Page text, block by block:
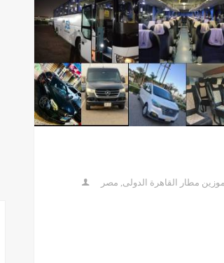
مطار القاهرة الدولى مصر